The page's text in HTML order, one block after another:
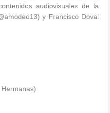
audiovisuales de la
y Francisco Doval